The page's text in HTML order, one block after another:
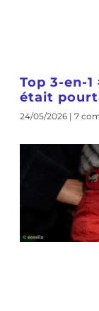
Top 3-en-1
était
24/05/2026 7